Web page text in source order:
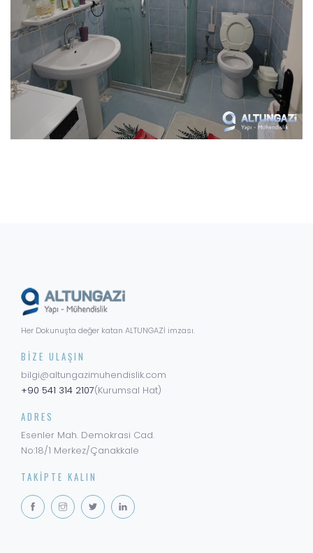
Her Dokunuşta değer katan ALTUNGAZİ imzası.
BIZE ULAŞIN
bilgi@altungazimuhendislik.com
+90 541 314 2107(Kurumsal Hat)
ADRES
Esenler Mah. Demokrasi Cad.
No:18/1 Merkez/Çanakkale
TAKIPTE KALIN